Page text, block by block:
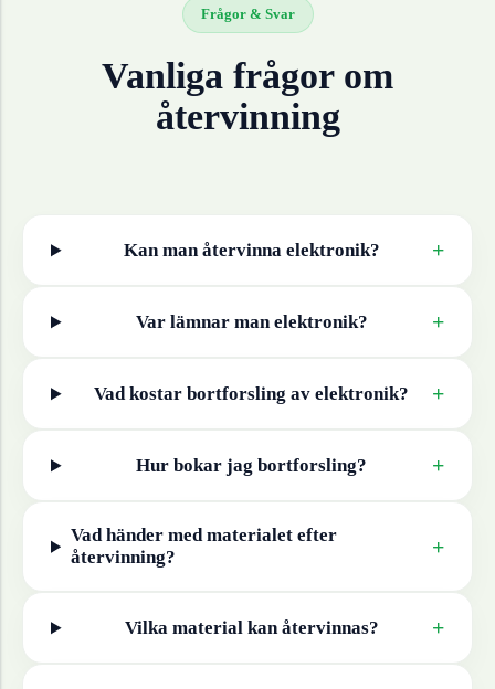
Frågor & Svar
Vanliga frågor om
återvinning
Kan man återvinna elektronik? +
Var lämnar man elektronik? +
Vad kostar bortforsling av elektronik? +
Hur bokar jag bortforsling? +
Vad händer med materialet efter
återvinning?
+
Vilka material kan återvinnas? +